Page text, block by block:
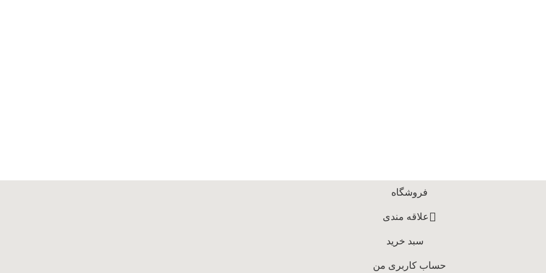
فروشگاه
علاقه مندی
سبد خرید
حساب کاربری من